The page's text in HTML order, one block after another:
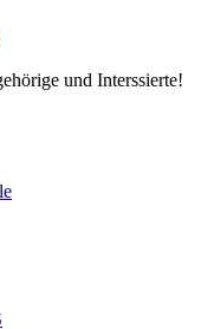
und Interssierte!